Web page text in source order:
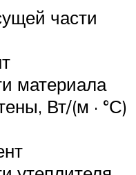
части
материала
Вт/(м · °С)